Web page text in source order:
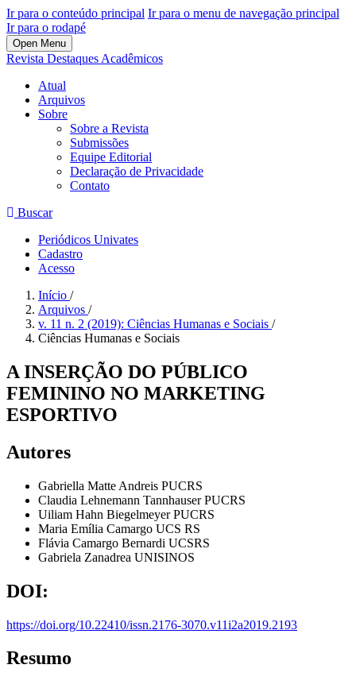
Ir para o conteúdo principal Ir para o menu de navegação principal
Ir para o rodapé
Open Menu
Revista Destaques Acadêmicos
Atual
Arquivos
Sobre
Sobre a Revista
Submissões
Equipe Editorial
Declaração de Privacidade
Contato
Buscar
Periódicos Univates
Cadastro
Acesso
Início /
Arquivos /
v. 11 n. 2 (2019): Ciências Humanas e Sociais /
Ciências Humanas e Sociais
A INSERÇÃO DO PÚBLICO
FEMININO NO MARKETING
ESPORTIVO
Autores
Gabriella Matte Andreis PUCRS
Claudia Lehnemann TannhauserPUCRS
Uiliam Hahn BiegelmeyerPUCRS
Maria Emília Camargo UCS RS
Flávia Camargo Bernardi UCSRS
Gabriela Zanadrea UNISINOS
DOI:
https://doi.org/10.22410/issn.2176-3070.v11i2a2019.2193
Resumo